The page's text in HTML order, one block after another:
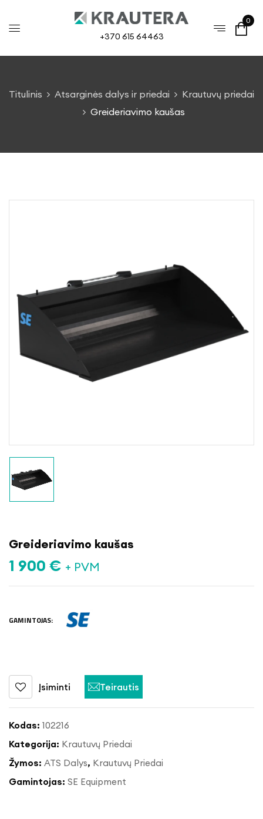
+370 615 64463
0
Titulinis Atsarginės dalys ir priedai
Krautuvų priedai
Greideriavimo kaušas
Greideriavimo kaušas
1 900 € + PVM
GAMINTOJAS:
Įsiminti Teirautis
Kodas: 102216
Kategorija: Krautuvų Priedai
Žymos: ATS Dalys, Krautuvų Priedai
Gamintojas: SE Equipment